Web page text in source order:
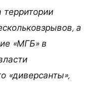
а
«МГБ» в
«диверсанты»,